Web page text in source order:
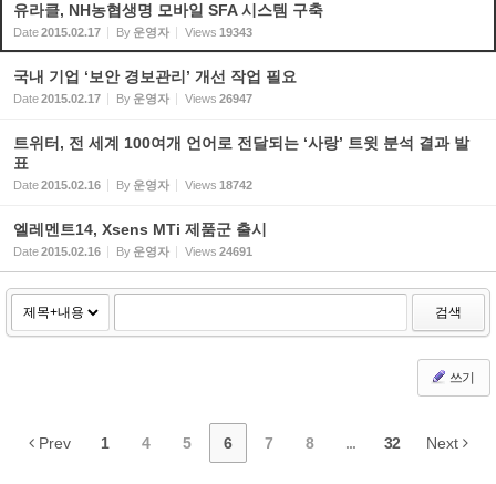
유라클, NH농협생명 모바일 SFA 시스템 구축
Date2015.02.17 By 운영자 Views 19343
국내 기업 ‘보안 경보관리’ 개선 작업 필요
Date2015.02.17 By 운영자 Views 26947
트위터, 전 세계 100여개 언어로 전달되는 ‘사랑’ 트윗 분석 결과 발
표
Date2015.02.16 By 운영자 Views 18742
엘레멘트14, Xsens MTi 제품군 출시
Date2015.02.16 By 운영자 Views 24691
검색
쓰기
Prev 1 4 5 6 7 8 ... 32 Next